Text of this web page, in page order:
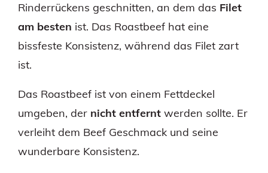
Rinderrückens geschnitten, an dem das Filet
am besten ist. Das Roastbeef hat eine
bissfeste Konsistenz, während das Filet zart
ist.
Das Roastbeef ist von einem Fettdeckel
umgeben, der nicht entfernt werden sollte. Er
verleiht dem Beef Geschmack und seine
wunderbare Konsistenz.